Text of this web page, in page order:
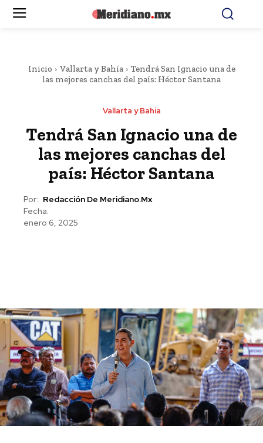
Inicio Vallarta y Bahía
Tendrá San Ignacio una de
las mejores canchas del país: Héctor Santana
Vallarta y Bahía
Tendrá San Ignacio una de
las mejores canchas del
país: Héctor Santana
Por: Redacción De Meridiano.mx
Fecha:
enero 6, 2025